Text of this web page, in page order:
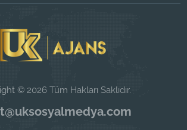
© 2026 Tüm Hakları Saklıdır.